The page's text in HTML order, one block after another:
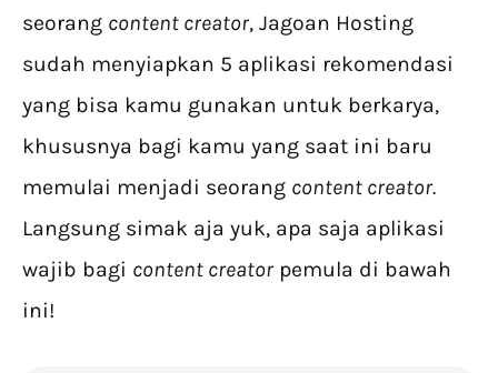
seorang content creator, Jagoan Hosting
sudah menyiapkan 5 aplikasi rekomendasi
yang bisa kamu gunakan untuk berkarya,
khususnya bagi kamu yang saat ini baru
memulai menjadi seorang content creator.
Langsung simak aja yuk, apa saja aplikasi
wajib bagi content creator pemula di bawah
ini!